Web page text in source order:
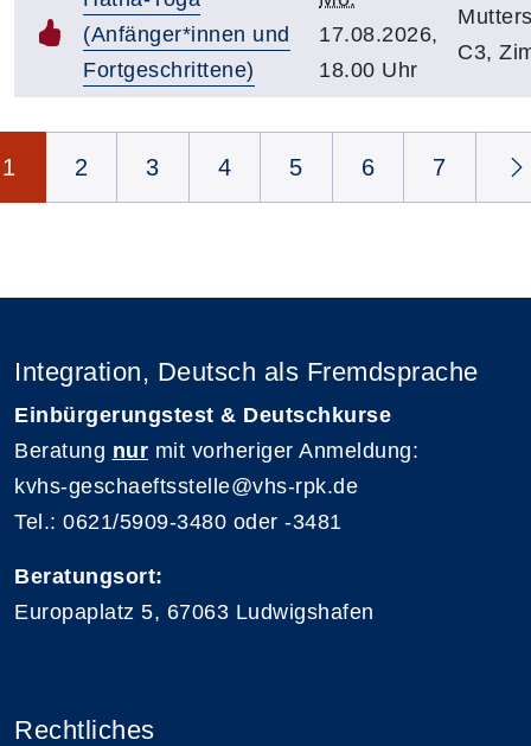
(Anfänger*innen und
Fortgeschrittene)
17.08.2026,
18.00 Uhr
C3,
1 2 3 4 5 6 7
Integration, Deutsch als Fremdsprache
Einbürgerungstest & Deutschkurse
Beratung nur mit vorheriger Anmeldung:
kvhs-geschaeftsstelle@vhs-rpk.de
Tel.: 0621/5909-3480 oder -3481
Beratungsort:
Europaplatz 5, 67063 Ludwigshafen
Rechtliches